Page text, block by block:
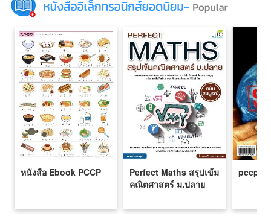
หนังสือ Ebook PCCP
Perfect Maths สรุปเข้ม
คณิตศาสตร์ ม.ปลาย
pccp